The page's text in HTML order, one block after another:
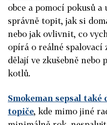
obce a pomocí pokusů a
správně topit, jak si
nebo jak ovlivnit, co
opírá o reálné spalovací
dělají ve zkušebně nebo
kotlů.
Smokeman sepsal
topiče, kde mimo jiné